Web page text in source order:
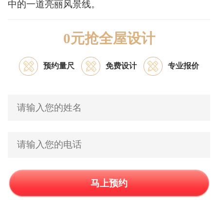
中的一道亮丽风景线。
0元抢全屋设计
预约量尺 免费设计 专业报价
马上预约